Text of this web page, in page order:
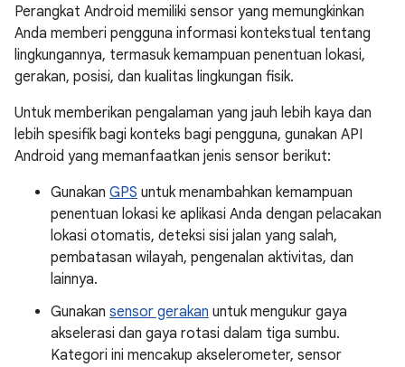
Perangkat Android memiliki sensor yang memungkinkan
Anda memberi pengguna informasi kontekstual tentang
lingkungannya, termasuk kemampuan penentuan lokasi,
gerakan, posisi, dan kualitas lingkungan fisik.
Untuk memberikan pengalaman yang jauh lebih kaya dan
lebih spesifik bagi konteks bagi pengguna, gunakan API
Android yang memanfaatkan jenis sensor berikut:
Gunakan GPS untuk menambahkan kemampuan
penentuan lokasi ke aplikasi Anda dengan pelacakan
lokasi otomatis, deteksi sisi jalan yang salah,
pembatasan wilayah, pengenalan aktivitas, dan
lainnya.
Gunakan sensor gerakan untuk mengukur gaya
akselerasi dan gaya rotasi dalam tiga sumbu.
Kategori ini mencakup akselerometer, sensor